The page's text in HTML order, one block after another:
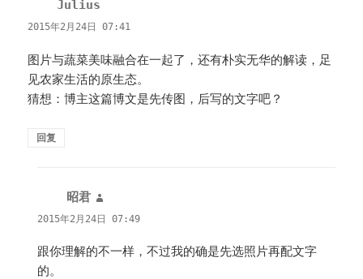
Julius
道：
2015年2月24日 07:41
图片与蔬菜美味融合在一起了，还有朴实无华的解读，足
见农家生活的原生态。
猜想：博主这篇博文是先传图，后写的文字吧？
回复
昭君
道：
2015年2月24日 07:49
跟你理解的不一样，不过我的确是先选照片再配文字
的。